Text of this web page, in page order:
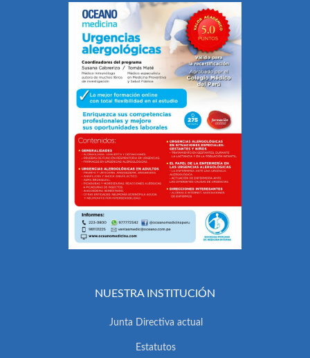
NUESTRA INSTITUCIÓN
Junta Directiva actual
Estatutos